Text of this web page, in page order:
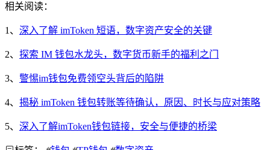
相关阅读：
1、 深入了解 imToken 短语，数字资产安全的关键
2、 探索 IM 钱包水龙头，数字货币新手的福利之门
3、 警惕im钱包免费领空头背后的陷阱
4、 揭秘 imToken 钱包转账等待确认，原因、时长与应对策略
5、 深入了解imToken钱包链接，安全与便捷的桥梁